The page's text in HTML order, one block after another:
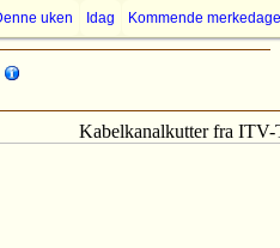
uken Idag Kommende
Kabelkanalkutter fra ITV-